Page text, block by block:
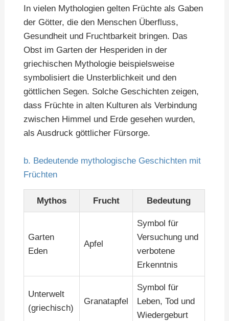
In vielen Mythologien gelten Früchte als Gaben
der Götter, die den Menschen Überfluss,
Gesundheit und Fruchtbarkeit bringen. Das
Obst im Garten der Hesperiden in der
griechischen Mythologie beispielsweise
symbolisiert die Unsterblichkeit und den
göttlichen Segen. Solche Geschichten zeigen,
dass Früchte in alten Kulturen als Verbindung
zwischen Himmel und Erde gesehen wurden,
als Ausdruck göttlicher Fürsorge.
b. Bedeutende mythologische Geschichten mit
Früchten
Mythos Frucht Bedeutung
Garten
Eden
Apfel
Symbol für
Versuchung und
verbotene
Erkenntnis
Unterwelt
(griechisch)
Granatapfel
Symbol für
Leben, Tod und
Wiedergeburt